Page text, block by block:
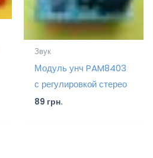
Звук
Модуль унч PAM8403
с регулировкой стерео
89 грн.